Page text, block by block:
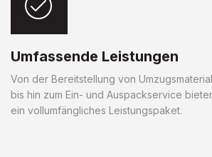
Umfassende Leistungen
Von der Bereitstellung von
bis hin zum Ein- und Auspackservice
ein vollumfängliches Leistungspaket.